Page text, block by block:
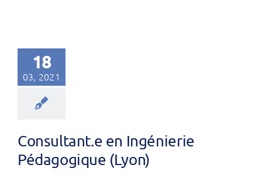
18
03, 2021
Consultant.e en Ingénierie
Pédagogique (Lyon)